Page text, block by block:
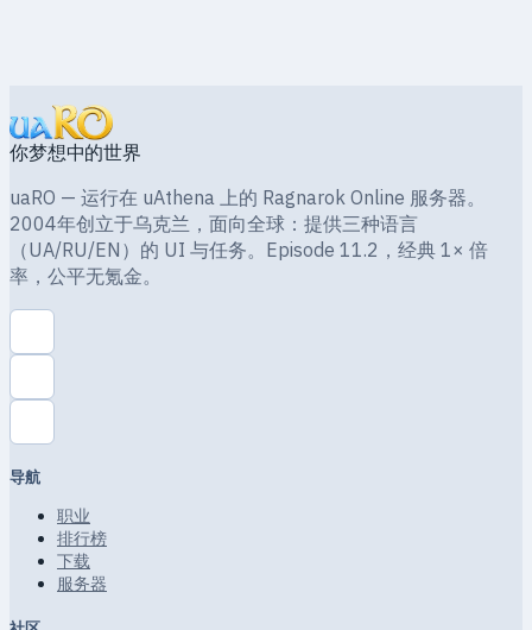
你梦想中的世界
uaRO — 运行在 uAthena 上的 Ragnarok Online 服务器。
2004年创立于乌克兰，面向全球：提供三种语言
（UA/RU/EN）的 UI 与任务。Episode 11.2，经典 1× 倍
率，公平无氪金。
导航
职业
排行榜
下载
服务器